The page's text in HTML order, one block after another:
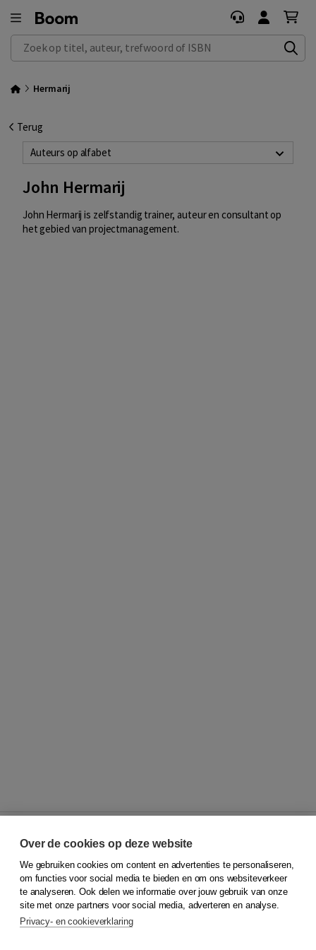
Zoek op titel, auteur, trefwoord of ISBN
Hermarij
Terug
Auteurs op alfabet
John Hermarij
John Hermarij is zelfstandig trainer, auteur en consultant op
het gebied van projectmanagement.
© 2026Koninklijke Boom uitgevers
Klantenservice
Service & informatie
Contact
Over de cookies op deze website
We gebruiken cookies om content en advertenties te personaliseren,
om functies voor social media te bieden en om ons websiteverkeer
te analyseren. Ook delen we informatie over jouw gebruik van onze
site met onze partners voor social media, adverteren en analyse.
Privacy- en cookieverklaring